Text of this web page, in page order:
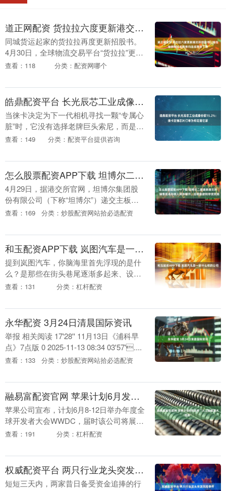
道正网配资 货拉拉六度更新港交所招股书：综合抽佣率与毛利率均连续两年下降
同城货运起家的货拉拉再度更新招股书。
4月30日，全球物流交易平台“货拉拉”更新
港股招股书，新增2025年年度数据。值得
书，....
查看：118 分类：配资网哪个
皓鼎配资平台 长光辰芯工业成像份额15.2%：徕卡定制芯片订单为何花落它家
当徕卡决定为下一代相机寻找一颗“专属心
脏”时，它没有选择老牌巨头索尼，而是将
订单交给了中国的长光辰芯（Gpixel）。
更是....
查看：149 分类：配资平台提供咨询
怎么股票配资APP下载 坦博尔二度递表港交所，销售成本与收入同步攀升，应收账款和存货双高
4月29日，据港交所官网，坦博尔集团股
份有限公司（下称“坦博尔”）递交主板上
市申请书，中金公司为独家保荐人。这是
第二次冲刺....
查看：169 分类：炒股配资网站拾必选配资
和玉配资APP下载 岚图汽车是一家什么样的公司
提到岚图汽车，你脑海里首先浮现的是什
么？是那些在街头巷尾逐渐多起来、设计
前卫的新能源车？还是一个听说过、但感
印象，可能停留....
查看：131 分类：杠杆配资
永华配资 3月24日清晨国际资讯
举报 相关阅读 17'28'' 11月13日《浦科早
点》7点版 0 2025-11-13 08:34 03'57'....
查看：133 分类：炒股配资网站拾必选配资
融易富配资官网 苹果计划6月发布“人工智能重大进展”
苹果公司宣布，计划6月8-12日举办年度全
球开发者大会WWDC，届时该公司将展示
一系列至关重要的人工智能功能。苹果公
介绍苹果....
查看：191 分类：杠杆配资
权威配资平台 两只行业龙头突发风险事件
短短三天内，两家昔日备受资金追捧的行